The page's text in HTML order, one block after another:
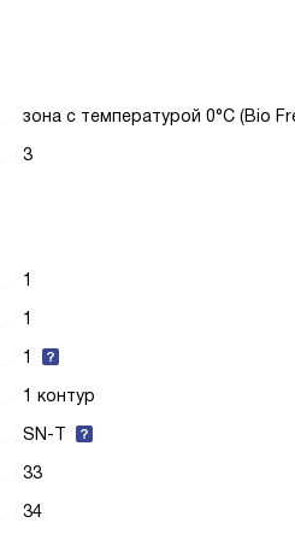
зона с температурой 0°C (Bio
3
1
1
1
1 контур
SN-T
33
34